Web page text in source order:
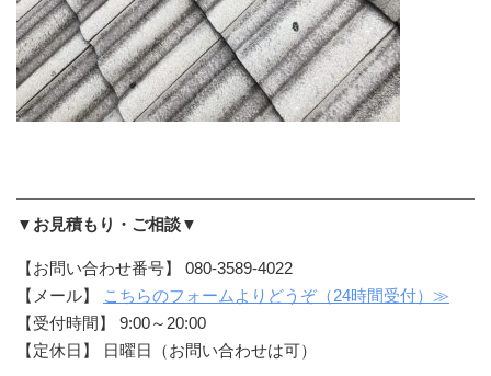
▼お見積もり・ご相談▼
【お問い合わせ番号】 080-3589-4022
【メール】
こちらのフォームよりどうぞ（24時間受付）≫
【受付時間】 9:00～20:00
【定休日】 日曜日（お問い合わせは可）